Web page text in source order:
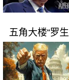
五角大楼“罗